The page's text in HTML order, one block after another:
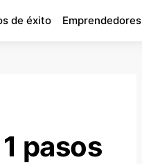
de éxito Emprendedores
pasos